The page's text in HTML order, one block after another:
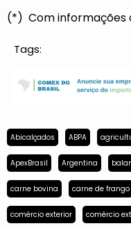
(*) Com informações
Tags:
Abicalçados ABPA
ApexBrasil Argentina
carne bovina carne de frango
comércio exterior comércio